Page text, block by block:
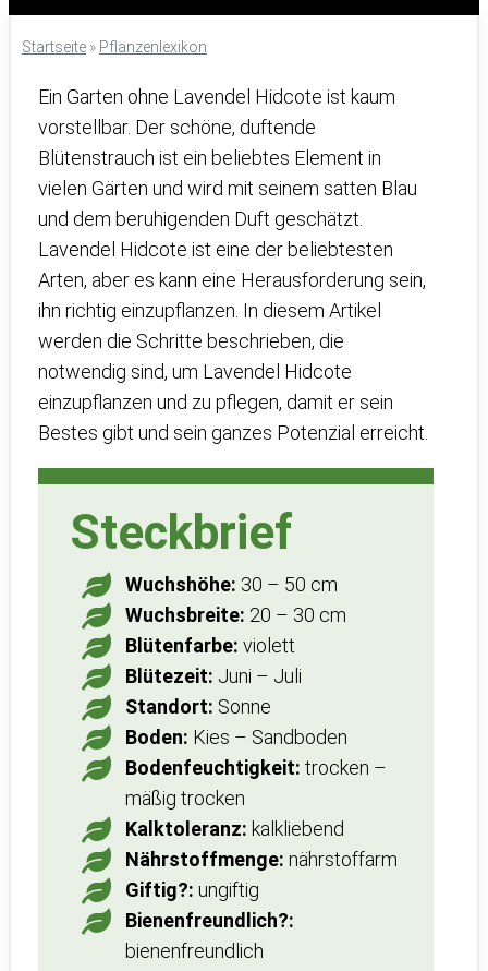
Startseite » Pflanzenlexikon
Ein Garten ohne Lavendel Hidcote ist kaum
vorstellbar. Der schöne, duftende
Blütenstrauch ist ein beliebtes Element in
vielen Gärten und wird mit seinem satten Blau
und dem beruhigenden Duft geschätzt.
Lavendel Hidcote ist eine der beliebtesten
Arten, aber es kann eine Herausforderung sein,
ihn richtig einzupflanzen. In diesem Artikel
werden die Schritte beschrieben, die
notwendig sind, um Lavendel Hidcote
einzupflanzen und zu pflegen, damit er sein
Bestes gibt und sein ganzes Potenzial erreicht.
Steckbrief
Wuchshöhe: 30 – 50 cm
Wuchsbreite: 20 – 30 cm
Blütenfarbe: violett
Blütezeit: Juni – Juli
Standort: Sonne
Boden: Kies – Sandboden
Bodenfeuchtigkeit: trocken –
mäßig trocken
Kalktoleranz: kalkliebend
Nährstoffmenge: nährstoffarm
Giftig?: ungiftig
Bienenfreundlich?:
bienenfreundlich